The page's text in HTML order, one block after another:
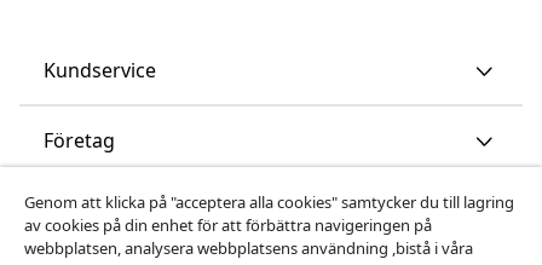
Kundservice
Företag
vidaXL
Genom att klicka på "acceptera alla cookies" samtycker du till lagring
av cookies på din enhet för att förbättra navigeringen på
webbplatsen, analysera webbplatsens användning ,bistå i våra